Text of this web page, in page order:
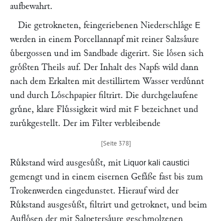
aufbewahrt.
Die getrokneten, feingeriebenen Niederschlaͤge E
werden in einem Porcellannapf mit reiner Salzsaͤure
uͤbergossen und im Sandbade digerirt. Sie loͤsen sich
groͤßten Theils auf. Der Inhalt des Napfs wild dann
nach dem Erkalten mit destillirtem Wasser verduͤnnt
und durch Loͤschpapier filtrirt. Die durchgelaufene
gruͤne, klare Fluͤssigkeit wird mit F bezeichnet und
zuruͤkgestellt. Der im Filter verbleibende
Ruͤkstand wird ausgesuͤßt, mit Liquor kali caustici
gemengt und in einem eisernen Gefaͤße fast bis zum
Trokenwerden eingedunstet. Hierauf wird der
Ruͤkstand ausgesuͤßt, filtrirt und getroknet, und beim
Aufloͤsen der mit Salpetersaͤure geschmolzenen